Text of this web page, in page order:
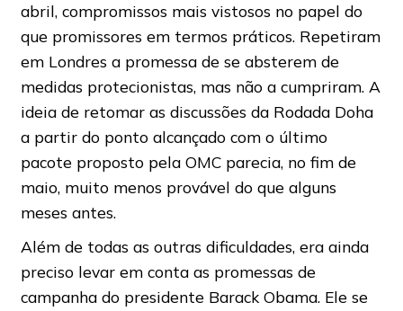
abril, compromissos mais vistosos no papel do
que promissores em termos práticos. Repetiram
em Londres a promessa de se absterem de
medidas protecionistas, mas não a cumpriram. A
ideia de retomar as discussões da Rodada Doha
a partir do ponto alcançado com o último
pacote proposto pela OMC parecia, no fim de
maio, muito menos provável do que alguns
meses antes.
Além de todas as outras dificuldades, era ainda
preciso levar em conta as promessas de
campanha do presidente Barack Obama. Ele se